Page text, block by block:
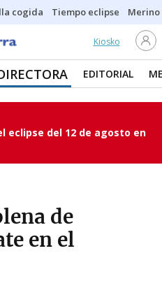
cogida Tiempo eclipse
Kiosko
EDITORIAL
eclipse del 12 de agosto en
de
en el